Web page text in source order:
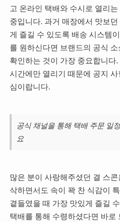
고 온라인 택배와 수시로 열리
중입니다. 과거 매장에서 맛보
게 즐길 수 있도록 배송 시스템
를 원하신다면 브랜드의 공식
확인하는 것이 가장 중요합니다
시간에만 열리기 때문에 공지
심이랍니다.
공식 채널을 통해 택배 주문 일
요
많은 분이 사랑해주셨던 결 스
삭하면서도 속이 꽉 찬 식감이
곁들였을 때 가장 맛있게 즐길
택배를 통해 수령하셨다면 바로